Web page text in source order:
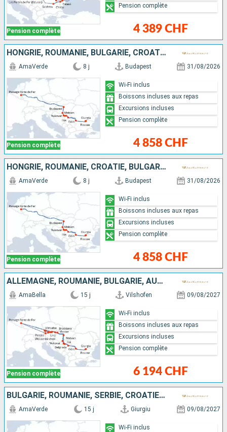
Pension complète 4 389 CHF
Pension complète
HONGRIE, ROUMANIE, BULGARIE, CROATIE, SERBIE
Pension complète
AmaVerde 8 j Budapest 31/08/2026
4 858 CHF
Wi-Fi inclus
Boissons incluses aux repas
Excursions incluses
Pension complète
HONGRIE, ROUMANIE, CROATIE, BULGARIE, SERBIE
Pension complète
AmaVerde 8 j Budapest 31/08/2026
4 858 CHF
Wi-Fi inclus
Boissons incluses aux repas
Excursions incluses
Pension complète
ALLEMAGNE, ROUMANIE, BULGARIE, AUTRICHE, SERBIE, CROATIE, SLOVAQUIE, HONGRIE
Pension complète
AmaBella 15 j Vilshofen 09/08/2027
6 194 CHF
Wi-Fi inclus
Boissons incluses aux repas
Excursions incluses
Pension complète
BULGARIE, ROUMANIE, SERBIE, CROATIE, HONGRIE, SLOVAQUIE, AUTRICHE, ALLEMAGNE
AmaVerde 15 j Giurgiu 09/08/2027
Wi-Fi inclus